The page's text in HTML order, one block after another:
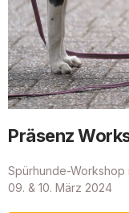
Präsenz
Spürhunde-Workshop
09. & 10. März 2024